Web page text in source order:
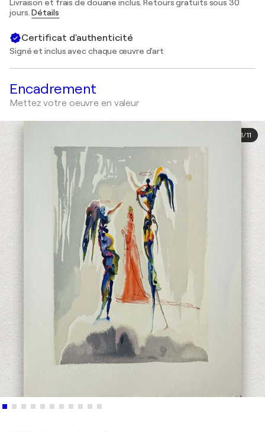
Livraison et frais de douane inclus. Retours gratuits sous 30
jours.Détails
Certificat d'authenticité
Signé et inclus avec chaque œuvre d'art
Encadrement
Mettez votre oeuvre en valeur
1/11